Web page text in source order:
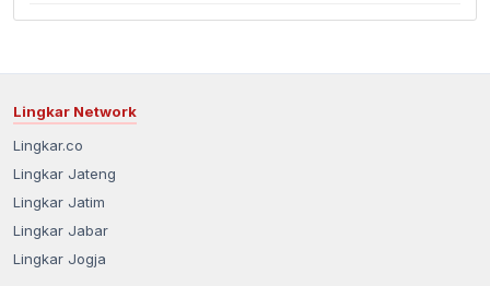
Lingkar Network
Lingkar.co
Lingkar Jateng
Lingkar Jatim
Lingkar Jabar
Lingkar Jogja